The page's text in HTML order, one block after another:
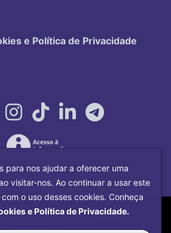
e Política de Privacidade
2026Universidade Federal
para nos ajudar a oferecer uma
visitar-nos. Ao continuar a usar este
o uso desses cookies. Conheça
e Política de Privacidade.